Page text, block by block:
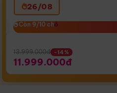
26/08
Còn 9/10 chỗ
Còn 9/10 chỗ
13.999.000đ -14%
11.999.000đ